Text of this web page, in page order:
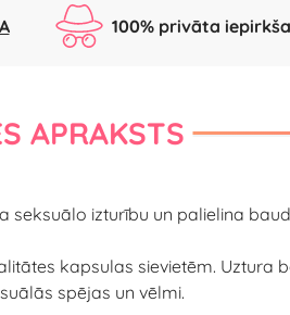
100% privāta
APRAKSTS
izturību un palielina
kapsulas sievietēm.
spējas un vēlmi.